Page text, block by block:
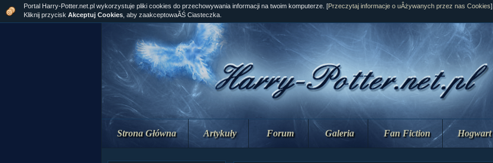
Strona Główna Artykuły Forum Galeria Fan Fiction Hogwart
Portal Harry-Potter.net.pl wykorzystuje pliki cookies do przechowywania informacji na twoim komputerze. [Przeczytaj informacje o uÂżywanych przez nas Cookies].
Kliknij przycisk Akceptuj Cookies , aby zaakceptowaĂŚ Ciasteczka.